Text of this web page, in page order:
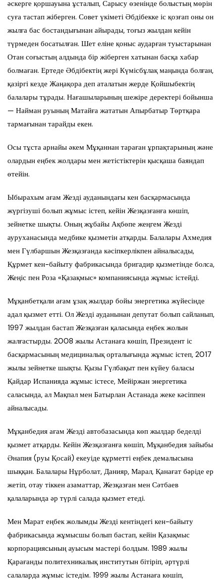
әскерге қоршауына ұсталып, Сарысу өзенінде болыстың мөрін
суға тастап жіберген. Совет үкіметі Әбдібекке іс қозғап оны он
жылға бас бостандығынан айырады, тоғыз жылдан кейін
түрмеден босатылған. Шет еліне қоныс аударған туыстарынан
Отан соғыстың алдында бір жіберген хатынан басқа хабар
болмаған. Ертеде Әбдібектің жері Күмісбұлақ маңында болған,
қазіргі кезде Жаңақора деп аталатын жерде Қойшыбектің
балалары тұрады. Нағашыларының шежіре деректері бойынша
— Найман руының Матайға жататын Апырбатыр Төртқара
тармағынан тарайды екен.
Осы тұста арнайы әкем Мұқаннан тараған ұрпақтарының және
олардын еңбек жолдары мен жетістіктерін қысқаша баяндап
өтейін.
Ыбырахым ағам Жезді ауданындағы кен басқармасында
жүргізуші болып жұмыс істеп, кейін Жезқазғанға көшіп,
зейнетке шықты. Оның жұбайы Ақбөпе жеңгем Жезді
ауруханасында медбике қызметін атқарды. Балалары Ахмедия
мен Гүлбаршын Жезқазғанда кәсіпкерлікпен айналысады,
Құрмет кен-байыту фабрикасында бригадир қызметінде болса,
Жеңіс пен Роза «Қазақмыс» компаниясында жұмыс істейді.
Мұқанбетқали ағам ұзақ жылдар бойы энергетика жүйесінде
адал қызмет етті. Ол Жезді ауданынан депутат болып сайланып,
1997 жылдан бастап Жезқазған қаласында еңбек жолын
жалғастырды. 2008 жылы Астанаға көшіп, Президент іс
басқармасының медициналық орталығында жұмыс істеп, 2017
жылы зейнетке шықты. Қызы Гүлбақыт пен күйеу баласы
Қайдар Испанияда жұмыс істесе, Мейіржан энергетика
саласында, ал Мақпал мен Батырлан Астанада жеке кәсіппен
айналысады.
Мұқанбедия ағам Жезді автобазасында көп жылдар беделді
қызмет атқарды. Кейін Жезқазғанға көшіп, Мұқанбедия зайыбы
Әнапия (руы Қосай) екеуіде құрметті еңбек демалысына
шыққан. Балалары Нұрболат, Данияр, Марал, Қанағат бәріде ер
жетіп, отау тіккен азаматтар, Жезқазған мен Сәтбаев
қалаларында әр түрлі салада қызмет етеді.
Мен Марат еңбек жолымды Жезді кентіндегі кен-байыту
фабрикасында жұмысшы болып бастап, кейін Қазақмыс
корпорациясының ауысым мастері болдым. 1989 жылы
Қарағанды политехникалық институтын бітіріп, әртүрлі
салаларда жұмыс істедім. 1999 жылы Астанаға көшіп,